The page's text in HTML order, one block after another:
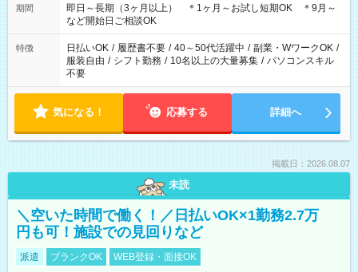
11：00-20：00（実働8ｈ/休憩1ｈ） 12：00-20：00（実働7ｈ/
休憩1ｈ） 12：00-21：00（実働8ｈ/休憩1ｈ） 13：00-22：
00（実働8ｈ/休憩1ｈ） ＊時間帯固定OK
期間
即日～長期（3ヶ月以上） ＊1ヶ月～お試し短期OK ＊9月～
など開始日ご相談OK
特徴 日払いOK / 履歴書不要 / 40～50代活躍中 / 副業・WワークOK /
服装自由 / シフト勤務 / 10名以上の大量募集 / パソコンスキル
不要
気になる！ 応募する 詳細へ
掲載日：2026.08.07
未読
＼空いた時間で働く！／日払いOK×1勤務2.7万
円も可！施設での見回りなど
派遣 ブランクOK WEB登録・面接OK